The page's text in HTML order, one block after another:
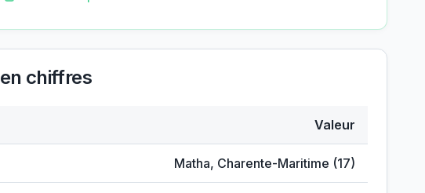
en chiffres
Valeur
Matha, Charente-Maritime (17)